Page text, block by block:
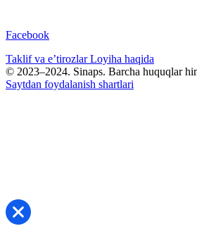
Facebook
Taklif va e’tirozlarLoyiha haqida
© 2023–2024. Sinaps. Barcha huquqlar
Saytdan foydalanish shartlari